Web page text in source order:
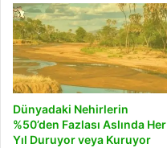
Dünyadaki Nehirlerin
%50’den Fazlası Aslında Her
Yıl Duruyor veya Kuruyor